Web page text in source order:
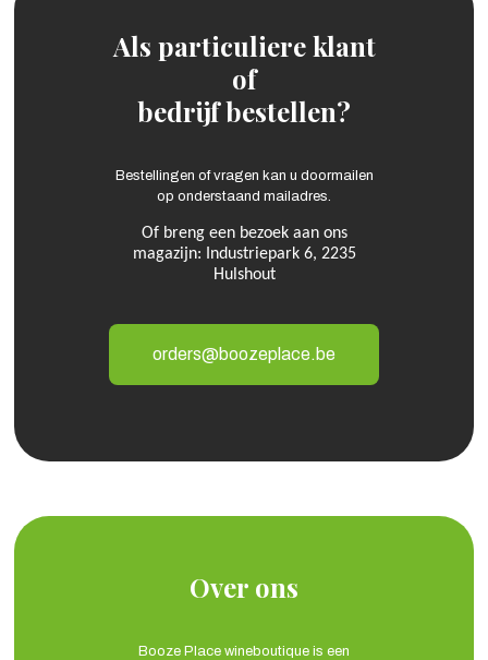
Als particuliere klant
of
bedrijf bestellen?
Bestellingen of vragen kan u doormailen
op onderstaand mailadres.
Of breng een bezoek aan ons
magazijn: Industriepark 6, 2235
Hulshout
orders@boozeplace.be
Over ons
Booze Place wineboutique is een